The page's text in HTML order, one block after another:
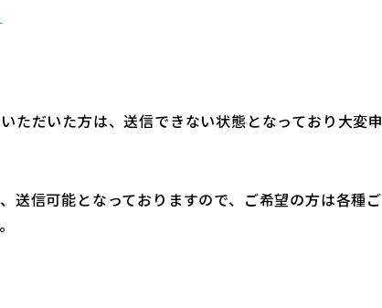
ただいた方は、送信できない状態となっており大変申
送信可能となっておりますので、ご希望の方は各種ご